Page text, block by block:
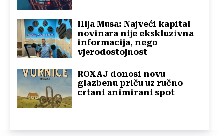
Ilija Musa: Najveći kapital
novinara nije ekskluzivna
informacija, nego
vjerodostojnost
ROXAJ donosi novu
glazbenu priču uz ručno
crtani animirani spot